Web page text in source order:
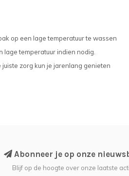
op een lage temperatuur te wassen
lage temperatuur indien nodig.
zorg kun je jarenlang genieten
Abonneer je op onze
Blijf op de hoogte over onze laatste